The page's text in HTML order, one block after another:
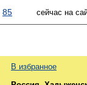
85 сейчас на
В избранное